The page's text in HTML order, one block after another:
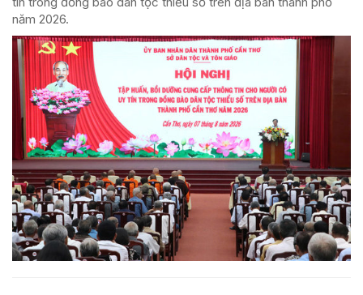
năm 2026.